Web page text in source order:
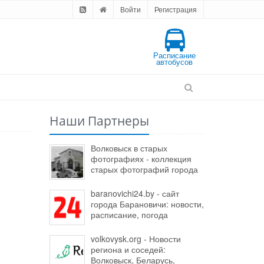
Войти Регистрация
Расписание
автобусов
Наши Партнеры
Волковыск в старых
фотографиях - коллекция
старых фотографий города
baranovichi24.by - сайт
города Барановичи: новости,
расписание, погода
volkovysk.org - Новости
региона и соседей:
Волковыск, Беларусь,